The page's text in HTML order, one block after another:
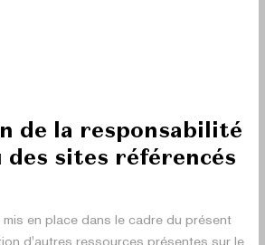
de la responsabilité
des sites référencés
en place dans le cadre du présent
d'autres ressources présentes sur le